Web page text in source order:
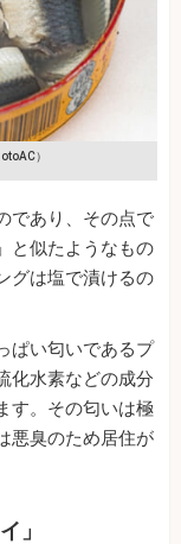
）
であり、その点で
と似たようなもの
グは塩で漬けるの
ぱい匂いであるプ
化水素などの成分
す。その匂いは極
悪臭のため居住が
」